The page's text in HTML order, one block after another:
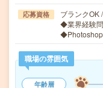
応募資格
ブランクOK
◆業界経験
職場の雰囲気
年齢層